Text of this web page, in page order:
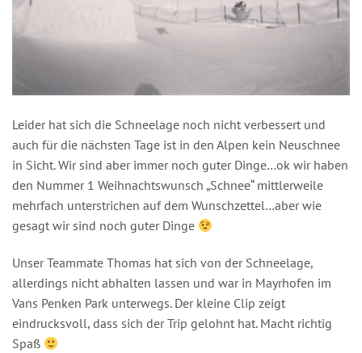
Leider hat sich die Schneelage noch nicht verbessert und
auch für die nächsten Tage ist in den Alpen kein Neuschnee
in Sicht. Wir sind aber immer noch guter Dinge…ok wir haben
den Nummer 1 Weihnachtswunsch „Schnee“ mittlerweile
mehrfach unterstrichen auf dem Wunschzettel…aber wie
gesagt wir sind noch guter Dinge
Unser Teammate Thomas hat sich von der Schneelage,
allerdings nicht abhalten lassen und war in Mayrhofen im
Vans Penken Park unterwegs. Der kleine Clip zeigt
eindrucksvoll, dass sich der Trip gelohnt hat. Macht richtig
Spaß